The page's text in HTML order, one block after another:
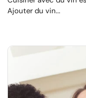
Ajouter du vin...